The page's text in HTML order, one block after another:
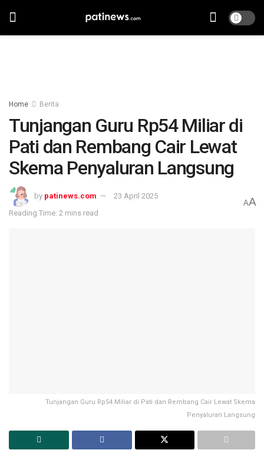
Home Berita
Tunjangan Guru Rp54 Miliar di
Pati dan Rembang Cair Lewat
Skema Penyaluran Langsung
by patinews.com
23 April 2025
Reading Time: 2 mins read
AA
Tunjangan Guru Rp54 Miliar di Pati dan Rembang Cair Lewat Skema
Penyaluran Langsung